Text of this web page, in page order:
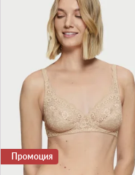
Промоция